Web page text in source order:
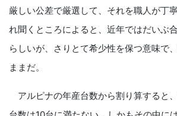
厳しい公差で厳選して、それを職人が丁
れ聞くところによると、近年ではだいぶ
らしいが、さりとて希少性を保つ意味で
ままだ。
アルピナの年産台数から割り算すると